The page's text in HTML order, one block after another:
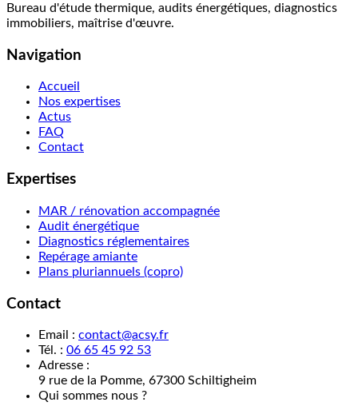
Bureau d'étude thermique, audits énergétiques, diagnostics
immobiliers, maîtrise d'œuvre.
Navigation
Accueil
Nos expertises
Actus
FAQ
Contact
Expertises
MAR / rénovation accompagnée
Audit énergétique
Diagnostics réglementaires
Repérage amiante
Plans pluriannuels (copro)
Contact
Email : contact@acsy.fr
Tél. : 06 65 45 92 53
Adresse :
9 rue de la Pomme, 67300 Schiltigheim
Qui sommes nous ?